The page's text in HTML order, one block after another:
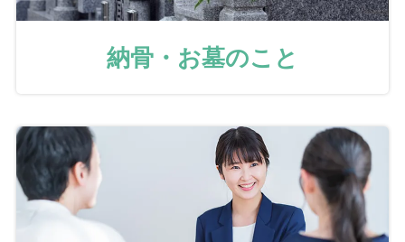
納骨・お墓のこと